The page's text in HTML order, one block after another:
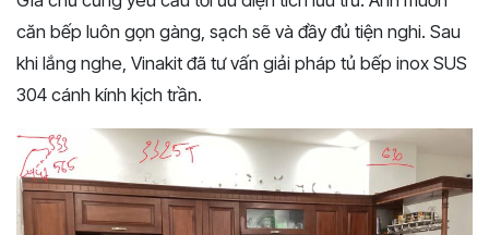
căn bếp luôn gọn gàng, sạch sẽ và đầy đủ tiện nghi. Sau
khi lắng nghe, Vinakit đã tư vấn giải pháp tủ bếp inox SUS
304 cánh kính kịch trần.